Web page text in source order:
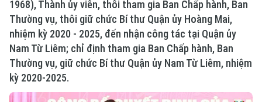
1968), Thành ủy viên, thôi tham gia Ban Chấp hành, Ban
Thường vụ, thôi giữ chức Bí thư Quận ủy Hoàng Mai,
nhiệm kỳ 2020 - 2025, đến nhận công tác tại Quận ủy
Nam Từ Liêm; chỉ định tham gia Ban Chấp hành, Ban
Thường vụ, giữ chức Bí thư Quận ủy Nam Từ Liêm, nhiệm
kỳ 2020-2025.